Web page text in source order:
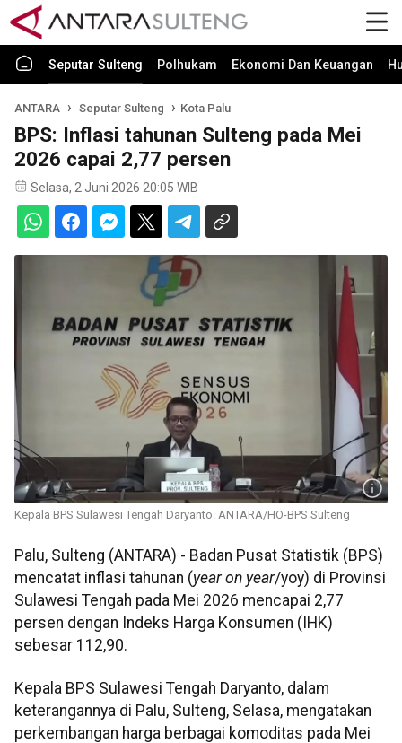
Seputar Sulteng Polhukam Ekonomi Dan Keuangan
ANTARA Seputar Sulteng Kota Palu
BPS: Inflasi tahunan Sulteng pada Mei
2026 capai 2,77 persen
Selasa, 2 Juni 2026 20:05 WIB
Kepala BPS Sulawesi Tengah Daryanto. ANTARA/HO-BPS Sulteng
Palu, Sulteng (ANTARA) - Badan Pusat Statistik (BPS)
mencatat inflasi tahunan (year on year/yoy) di Provinsi
Sulawesi Tengah pada Mei 2026 mencapai 2,77
persen dengan Indeks Harga Konsumen (IHK)
sebesar 112,90.
Kepala BPS Sulawesi Tengah Daryanto, dalam
keterangannya di Palu, Sulteng, Selasa, mengatakan
perkembangan harga berbagai komoditas pada Mei